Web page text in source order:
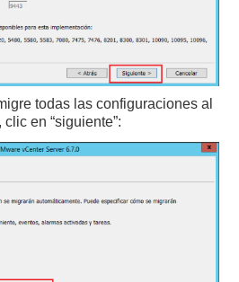
todas las configuraciones al
en “siguiente”: